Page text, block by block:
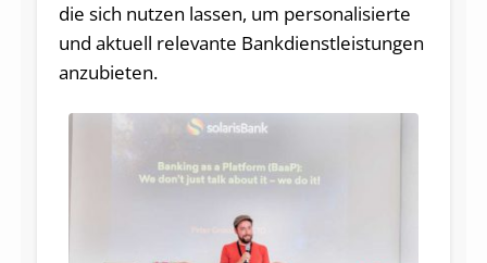
die sich nutzen lassen, um personalisierte
und aktuell relevante Bankdienstleistungen
anzubieten.